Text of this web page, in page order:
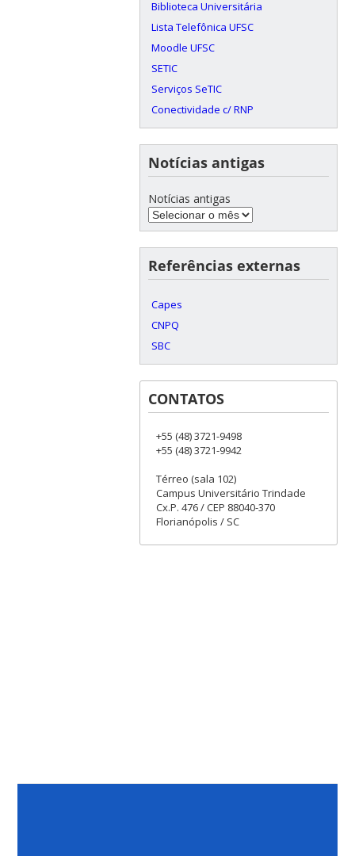
Biblioteca Universitária
Lista Telefônica UFSC
Moodle UFSC
SETIC
Serviços SeTIC
Conectividade c/ RNP
Notícias antigas
Notícias antigas
Referências externas
Capes
CNPQ
SBC
CONTATOS
+55 (48) 3721-9498
+55 (48) 3721-9942
Térreo (sala 102)
Campus Universitário Trindade
Cx.P. 476 / CEP 88040-370
Florianópolis / SC